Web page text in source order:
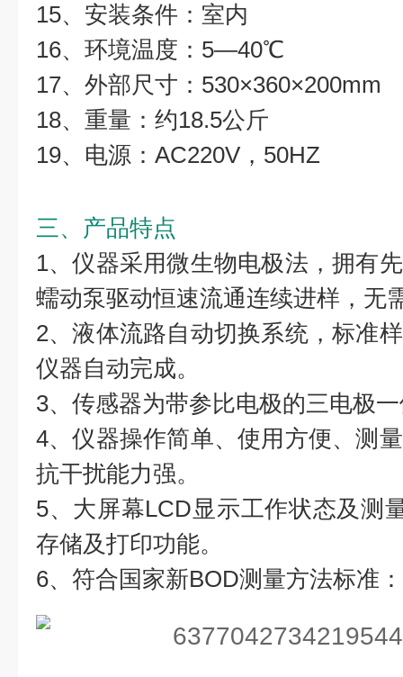
15、安装条件：室内
16、环境温度：5—40℃
17、外部尺寸：530×360×200mm
18、重量：约18.5公斤
19、电源：AC220V，50HZ
三、产品特点
1、仪器采用微生物电极法，拥有
蠕动泵驱动恒速流通连续进样，无
2、液体流路自动切换系统，标准
仪器自动完成。
3、传感器为带参比电极的三电极
4、仪器操作简单、使用方便、测
抗干扰能力强。
5、大屏幕LCD显示工作状态及测
存储及打印功能。
6、符合国家新BOD测量方法标准